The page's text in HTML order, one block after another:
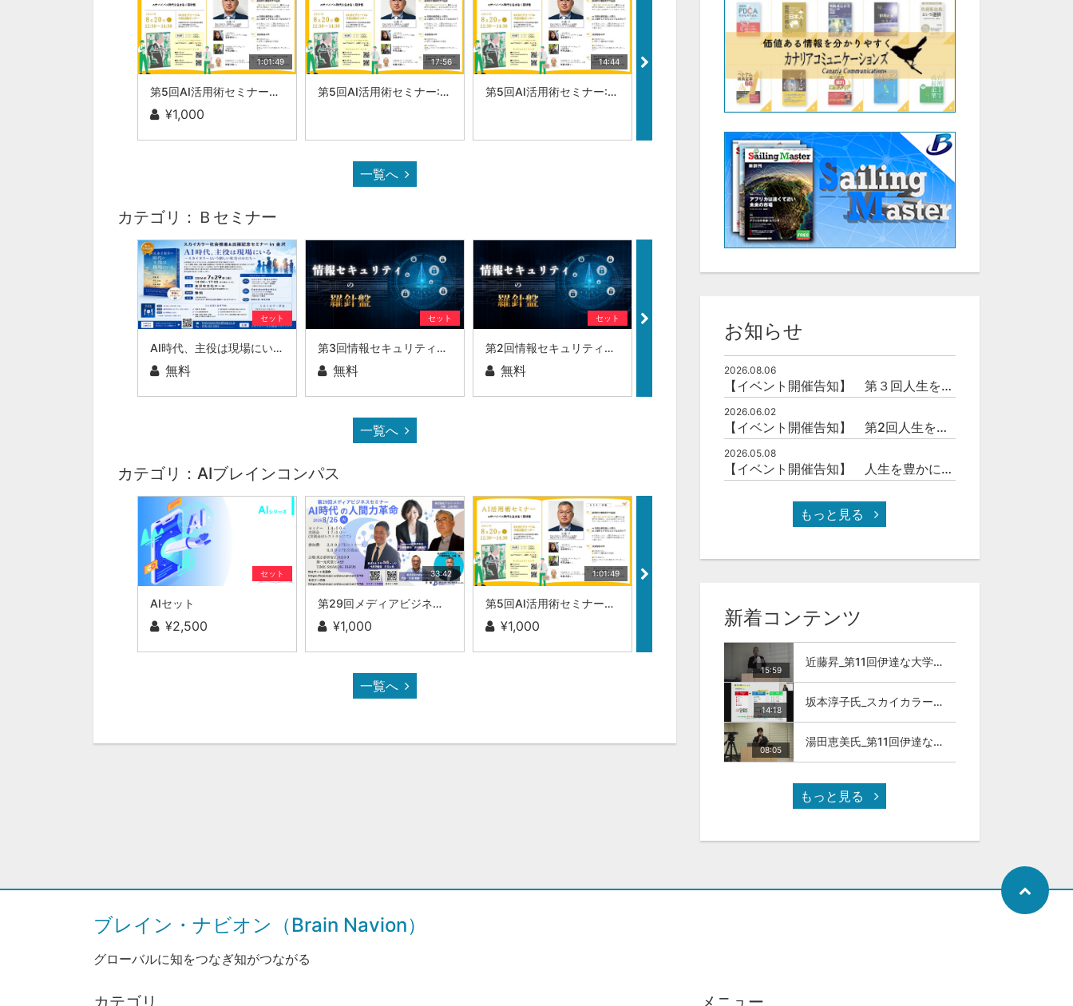
1:01:49
第5回AI活用術セミナー：株式会社ブレインワークス 近藤 昇
¥1,000
17:56
第5回AI活用術セミナー:|一般社団法人 SDGsソーシャルデザイン協会 池田 祥子
14:44
第5回AI活用術セミナー:|株式会社ステージチェンジ 代表取締役 丹羽 大地
09:21
第5回AI活用術セミナー:|株式会社ブレインナビオン 高橋 大夢
一覧へ
カテゴリ：Ｂセミナー
セット
AI時代、主役は現場にいる ～スカイカラーという新しい社会のかたち～
無料
セット
第3回情報セキュリティの羅針盤
無料
セット
第2回情報セキュリティの羅針盤
無料
一覧へ
カテゴリ：AIブレインコンパス
セット
AIセット
¥2,500
33:42
第29回メディアビジネスセミナー AI時代の人間力革命:|株式会社DataWisdom 大場 智康（理学博士）
¥1,000
1:01:49
第5回AI活用術セミナー：株式会社ブレインワークス 近藤 昇
¥1,000 サブスク
一覧へ
お知らせ
2026.08.06
【イベント開催告知】 第３回人生を豊かにする「本の力」を学ぶ会
2026.06.02
【イベント開催告知】 第2回人生を豊かにする「本の力」を学ぶ会
2026.05.08
【イベント開催告知】 人生を豊かにする「本の力」を学ぶ会
もっと見る
新着コンテンツ
15:59
近藤昇_第11回伊達な大学院セミナー
14:18
坂本淳子氏_スカイカラー人材とは
08:05
湯田恵美氏_第11回伊達な大学院セミナー
もっと見る
ブレイン・ナビオン（Brain Navion）
グローバルに知をつなぎ知がつながる
カテゴリ メニュー